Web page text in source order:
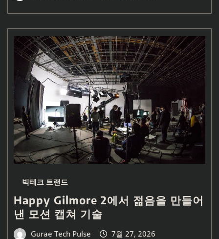
빅테크 트랜드
Happy Gilmore 2에서 젊음을 만들어
낸 모션 캡쳐 기술
Gurae Tech Pulse 7월 27, 2026